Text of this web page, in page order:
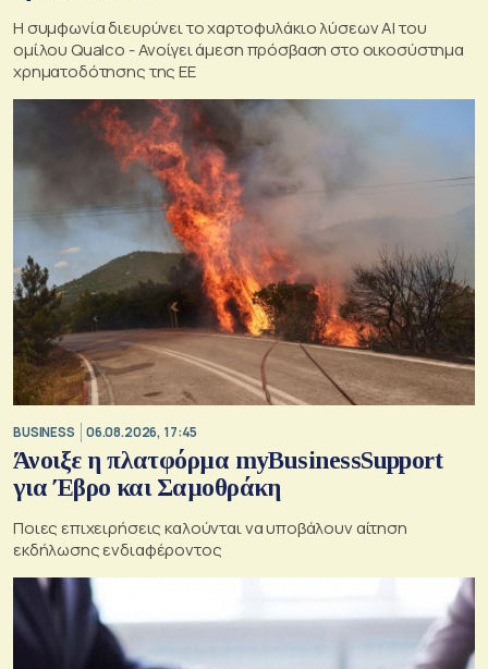
Η συμφωνία διευρύνει το χαρτοφυλάκιο λύσεων ΑΙ του
ομίλου Qualco - Ανοίγει άμεση πρόσβαση στο οικοσύστημα
χρηματοδότησης της ΕΕ
BUSINESS 06.08.2026, 17:45
Άνοιξε η πλατφόρμα myBusinessSupport
για Έβρο και Σαμοθράκη
Ποιες επιχειρήσεις καλούνται να υποβάλουν αίτηση
εκδήλωσης ενδιαφέροντος